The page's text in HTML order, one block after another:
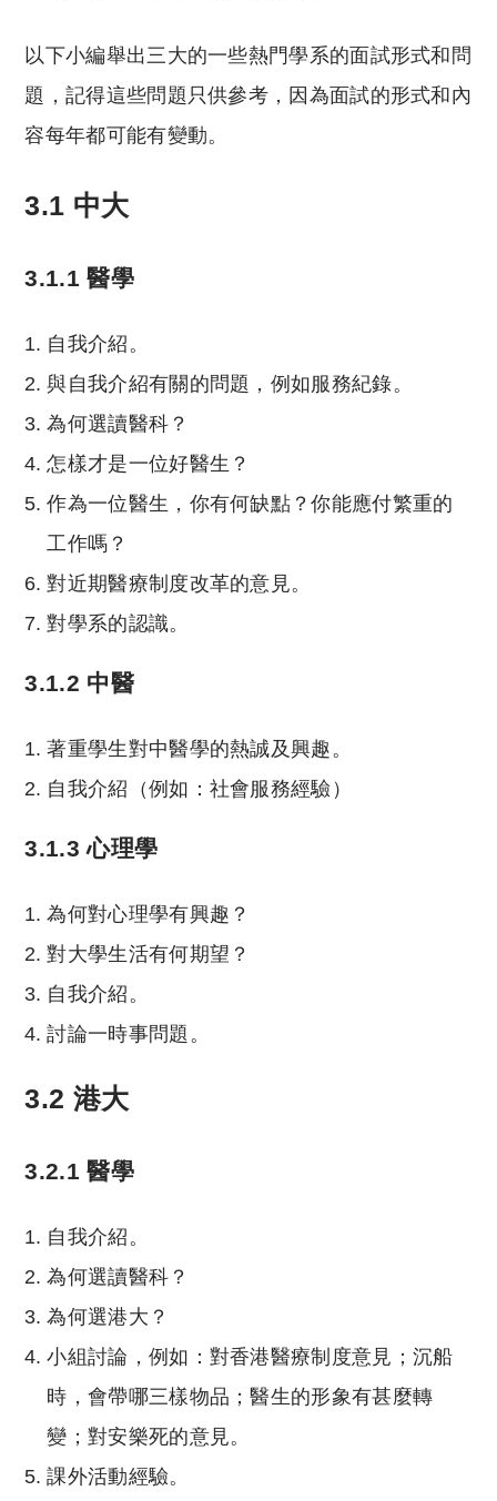
以下小編舉出三大的一些熱門學系的面試形式和問
題，記得這些問題只供參考，因為面試的形式和內
容每年都可能有變動。
3.1 中大
3.1.1 醫學
自我介紹。
與自我介紹有關的問題，例如服務紀錄。
為何選讀醫科？
怎樣才是一位好醫生？
作為一位醫生，你有何缺點？你能應付繁重的
工作嗎？
對近期醫療制度改革的意見。
對學系的認識。
3.1.2 中醫
著重學生對中醫學的熱誠及興趣。
自我介紹（例如：社會服務經驗）
3.1.3 心理學
為何對心理學有興趣？
對大學生活有何期望？
自我介紹。
討論一時事問題。
3.2 港大
3.2.1 醫學
自我介紹。
為何選讀醫科？
為何選港大？
小組討論，例如：對香港醫療制度意見；沉船
時，會帶哪三樣物品；醫生的形象有甚麼轉
變；對安樂死的意見。
課外活動經驗。